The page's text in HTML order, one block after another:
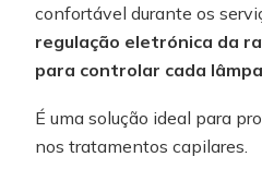
confortável durante os
regulação eletrónica da
para controlar cada
É uma solução ideal para
nos tratamentos capilares.